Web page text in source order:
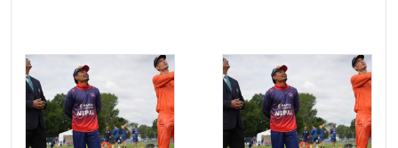
आज